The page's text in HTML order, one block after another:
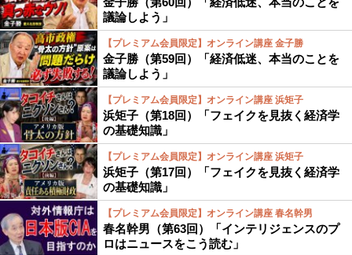
議論しよう」
【プレミアム会員限定】オンライン講座 金子勝
金子勝（第59回）「経済低迷、本当のことを
議論しよう」
【プレミアム会員限定】オンライン講座 浜矩子
浜矩子（第18回）「フェイクを見抜く経済学
の基礎知識」
【プレミアム会員限定】オンライン講座 浜矩子
浜矩子（第17回）「フェイクを見抜く経済学
の基礎知識」
【プレミアム会員限定】オンライン講座 春名幹男
春名幹男（第63回）「インテリジェンスのプ
ロはニュースをこう読む」